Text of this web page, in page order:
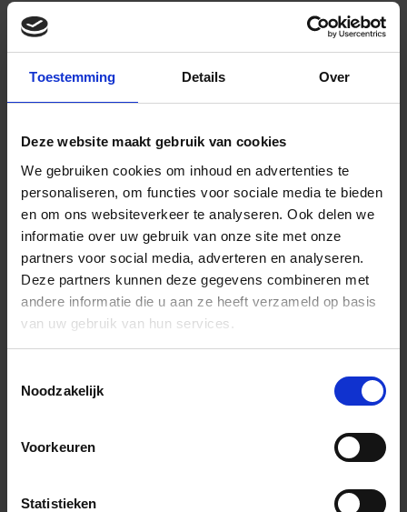
Toestemming Details Over
Deze website maakt gebruik van cookies
We gebruiken cookies om inhoud en advertenties te
personaliseren, om functies voor sociale media te bieden
en om ons websiteverkeer te analyseren. Ook delen we
informatie over uw gebruik van onze site met onze
partners voor social media, adverteren en analyseren.
Deze partners kunnen deze gegevens combineren met
andere informatie die u aan ze heeft verzameld op basis
van uw gebruik van hun services.
Noodzakelijk
Voorkeuren
Statistieken